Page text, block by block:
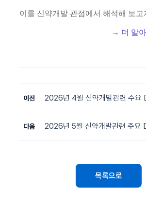
이를 신약개발 관점에서 해석해 보고
→ 더 알
이전 2026년 4월 신약개발관련 주요
다음 2026년 5월 신약개발관련 주요
목록으로